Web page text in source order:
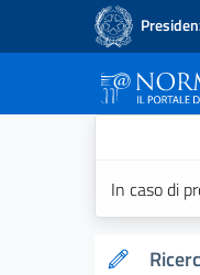
In caso di